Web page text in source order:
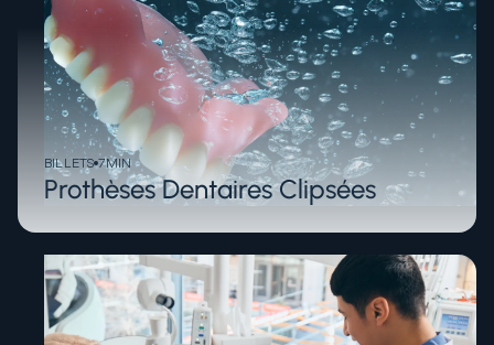
BILLETS 7MIN
Prothèses Dentaires Clipsées